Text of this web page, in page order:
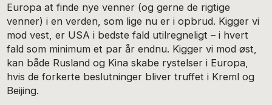
Europa at finde nye venner (og gerne de rigtige
venner) i en verden, som lige nu er i opbrud. Kigger vi
mod vest, er USA i bedste fald utilregneligt – i hvert
fald som minimum et par år endnu. Kigger vi mod øst,
kan både Rusland og Kina skabe rystelser i Europa,
hvis de forkerte beslutninger bliver truffet i Kreml og
Beijing.